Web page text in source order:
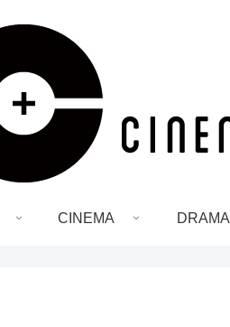
CINEMA DRAMA